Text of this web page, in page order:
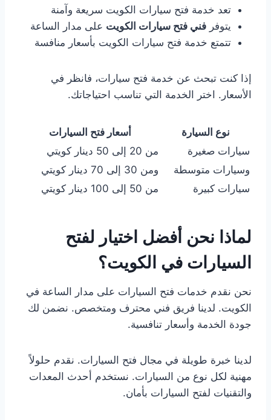
تعد خدمة فتح سيارات الكويت سريعة وآمنة
يتوفر فني فتح سيارات الكويت على مدار الساعة
تتمتع خدمة فتح سيارات الكويت بأسعار منافسة
إذا كنت تبحث عن خدمة فتح سيارات، فانظر في
الأسعار. اختر الخدمة التي تناسب احتياجاتك.
نوع السيارة
أسعار فتح السيارات
سيارات صغيرة
من 20 إلى 50 دينار كويتي
وسيارات متوسطة
ومن 30 إلى 70 دينار كويتي
سيارات كبيرة
من 50 إلى 100 دينار كويتي
لماذا نحن أفضل اختيار لفتح
السيارات في الكويت؟
نحن نقدم خدمات فتح السيارات على مدار الساعة في
الكويت. لدينا فريق فني محترف ومتخصص. نضمن لك
جودة الخدمة وأسعار تنافسية.
لدينا خبرة طويلة في مجال فتح السيارات. نقدم حلولاً
مهنية لكل نوع من السيارات. نستخدم أحدث المعدات
والتقنيات لفتح السيارات بأمان.